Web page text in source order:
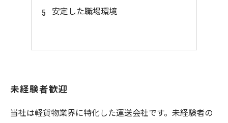
安定した職場環境
未経験者歓迎
当社は軽貨物業界に特化した運送会社です。未経験者の